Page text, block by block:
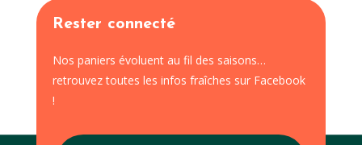
Rester connecté
Nos paniers évoluent au fil des saisons…
retrouvez toutes les infos fraîches sur Facebook
!